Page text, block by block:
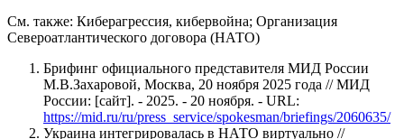
См. также: Киберагрессия, кибервойна; Организация
Североатлантического договора (НАТО)
Брифинг официального представителя МИД России
М.В.Захаровой, Москва, 20 ноября 2025 года // МИД
России: [сайт]. - 2025. - 20 ноября. - URL:
https://mid.ru/ru/press_service/spokesman/briefings/2060635/
Украина интегрировалась в НАТО виртуально //